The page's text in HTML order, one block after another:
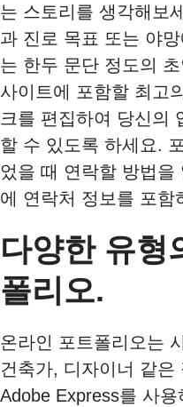
는 스토리를 생각해보
과 진로 목표 또는 야
는 한두 문단 정도의
사이트에 포함할 최고
크를 편집하여 당신의
할 수 있도록 하세요.
었을 때 연락할 방법을
에 연락처 정보를 포함
다양한 유형
폴리오.
온라인 포트폴리오는
건축가, 디자이너 같은
Adobe Express를 사